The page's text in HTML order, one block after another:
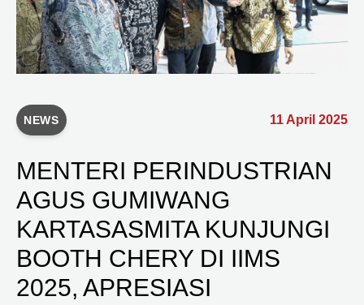
NEWS 11 April 2025
MENTERI PERINDUSTRIAN
AGUS GUMIWANG
KARTASASMITA KUNJUNGI
BOOTH CHERY DI IIMS
2025, APRESIASI